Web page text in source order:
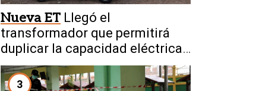
Nueva ET Llegó el
transformador que permitirá
duplicar la capacidad eléctrica
de San Juan
3